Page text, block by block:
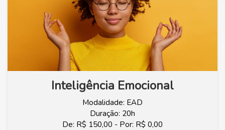
Inteligência Emocional
Modalidade: EAD
Duração: 20h
De: R$ 150,00 - Por: R$ 0,00